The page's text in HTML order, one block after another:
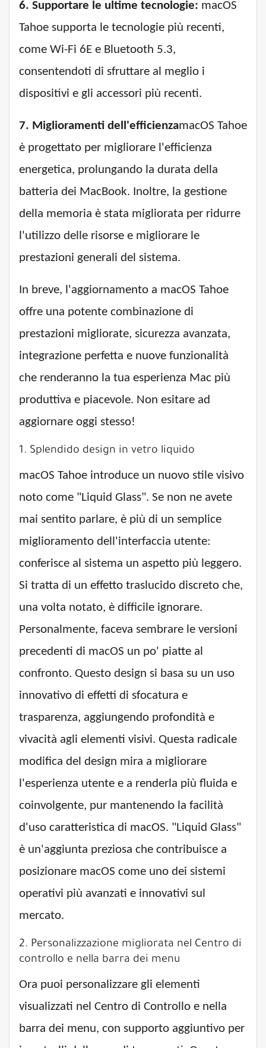
6. Supportare le ultime tecnologie: macOS
Tahoe supporta le tecnologie più recenti,
come Wi-Fi 6E e Bluetooth 5.3,
consentendoti di sfruttare al meglio i
dispositivi e gli accessori più recenti.
7. Miglioramenti dell'efficienzamacOS Tahoe
è progettato per migliorare l'efficienza
energetica, prolungando la durata della
batteria dei MacBook. Inoltre, la gestione
della memoria è stata migliorata per ridurre
l'utilizzo delle risorse e migliorare le
prestazioni generali del sistema.
In breve, l'aggiornamento a macOS Tahoe
offre una potente combinazione di
prestazioni migliorate, sicurezza avanzata,
integrazione perfetta e nuove funzionalità
che renderanno la tua esperienza Mac più
produttiva e piacevole. Non esitare ad
aggiornare oggi stesso!
1. Splendido design in vetro liquido
macOS Tahoe introduce un nuovo stile visivo
noto come "Liquid Glass". Se non ne avete
mai sentito parlare, è più di un semplice
miglioramento dell'interfaccia utente:
conferisce al sistema un aspetto più leggero.
Si tratta di un effetto traslucido discreto che,
una volta notato, è difficile ignorare.
Personalmente, faceva sembrare le versioni
precedenti di macOS un po' piatte al
confronto. Questo design si basa su un uso
innovativo di effetti di sfocatura e
trasparenza, aggiungendo profondità e
vivacità agli elementi visivi. Questa radicale
modifica del design mira a migliorare
l'esperienza utente e a renderla più fluida e
coinvolgente, pur mantenendo la facilità
d'uso caratteristica di macOS. "Liquid Glass"
è un'aggiunta preziosa che contribuisce a
posizionare macOS come uno dei sistemi
operativi più avanzati e innovativi sul
mercato.
2. Personalizzazione migliorata nel Centro di
controllo e nella barra dei menu
Ora puoi personalizzare gli elementi
visualizzati nel Centro di Controllo e nella
barra dei menu, con supporto aggiuntivo per